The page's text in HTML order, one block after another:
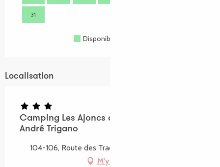
31
Disponible
Localisation
Camping Les Ajoncs d'Or - Vacances
André Trigano
104-106, Route des Traouïéro, 22730 Trégastel
M'y rendre